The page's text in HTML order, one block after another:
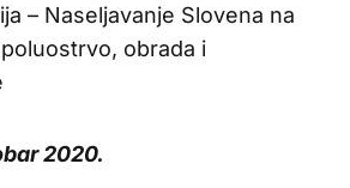
– Naseljavanje Slovena na
obrada i
2020.